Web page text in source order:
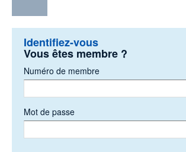
Identifiez-vous
Vous êtes membre ?
Numéro de membre
Mot de passe